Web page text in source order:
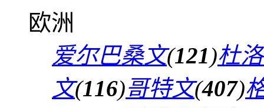
欧洲
爱尔巴桑文(121)杜
文(116)哥特文(407)